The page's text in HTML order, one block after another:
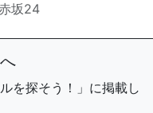
坂24
を探そう！」に掲載し